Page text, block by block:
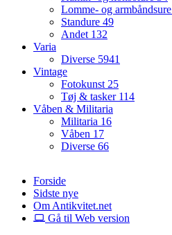
Lomme- og armbåndsure
Standure 49
Andet 132
Varia
Diverse 5941
Vintage
Fotokunst25
Tøj & tasker 114
Våben & Militaria
Militaria 16
Våben 17
Diverse 66
Forside
Sidste nye
Om Antikvitet.net
Gå til Web version